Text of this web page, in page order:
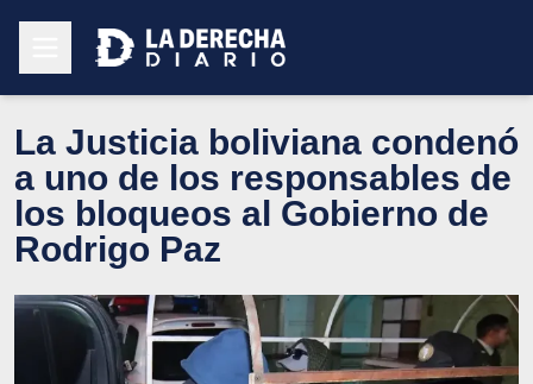
La Justicia boliviana condenó
a uno de los responsables de
los bloqueos al Gobierno de
Rodrigo Paz